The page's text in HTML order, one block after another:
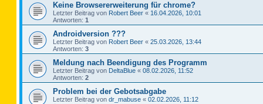
Keine Browsererweiterung für chrome?
Letzter Beitrag von Robert Beer « 16.04.2026, 10:01
Antworten: 1
Androidversion ???
Letzter Beitrag von Robert Beer « 25.03.2026, 13:44
Antworten: 3
Meldung nach Beendigung des Programm
Letzter Beitrag von DeltaBlue « 08.02.2026, 11:52
Antworten: 2
Problem bei der Gebotsabgabe
Letzter Beitrag von dr_mabuse « 02.02.2026, 11:12